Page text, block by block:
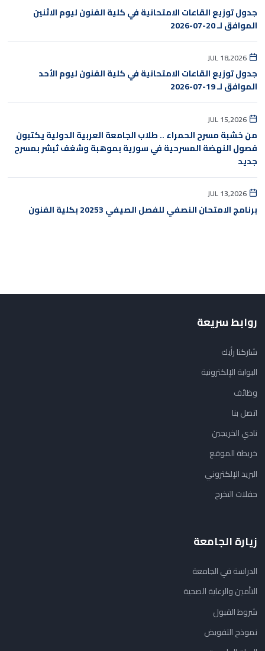
جدول توزيع القاعات الامتحانية في كلية الفنون ليوم الاثنين
الموافق لـ 20-07-2026
JUL 18,2026
جدول توزيع القاعات الامتحانية في كلية الفنون ليوم الأحد
الموافق لـ 19-07-2026
JUL 15,2026
من خشبة مسرح الحمراء .. طلاب الجامعة العربية الدولية يكتبون
فصول النهضة المسرحية في سورية بموهبة وشغف ثبشر بمسرح
جديد
JUL 13,2026
برنامج الامتحان النصفي للفصل الصيفي 20253 بكلية الفنون
روابط سريعة
شاركنا رأيك
البوابة الإلكترونية
وظائف
اتصل بنا
نادي الخريجين
خريطة الموقع
البريد الإلكتروني
حفلات التخرج
زيارة الجامعة
الدراسة في الجامعة
التأمين والرعاية الصحية
شروط القبول
نموذج التفويض